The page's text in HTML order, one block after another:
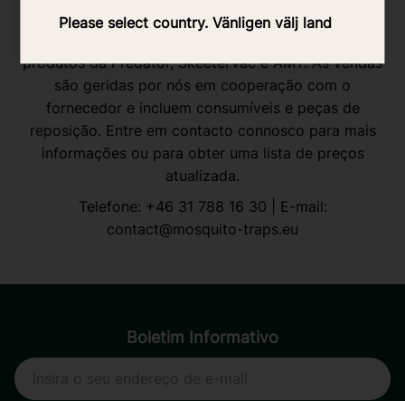
Please select country. Vänligen välj land
produtos da Predator, SkeeterVac e AMT. As vendas
são geridas por nós em cooperação com o
fornecedor e incluem consumíveis e peças de
reposição. Entre em contacto connosco para mais
informações ou para obter uma lista de preços
atualizada.
Telefone: +46 31 788 16 30 | E-mail:
contact@mosquito-traps.eu
Boletim Informativo